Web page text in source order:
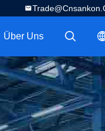
描述
Über Uns